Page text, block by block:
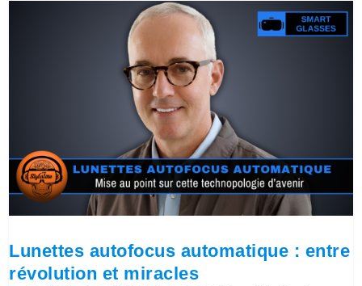
Lunettes autofocus automatique : entre
révolution et miracles